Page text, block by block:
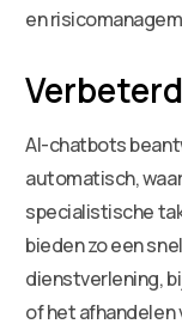
en
AI-chatbots
automatisch,
specialistische
bieden zo een
dienstverlening,
of het